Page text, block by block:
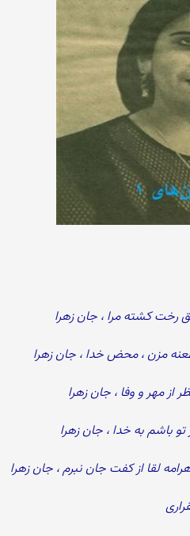
رخت کشته مرا ، جان زهرا
مزن ، محض خدا ، جان زهرا
از مهر و وفا ، جان زهرا
باشم به خدا ، جان زهرا
لقا از کفت جان نبرم ، جان زهرا